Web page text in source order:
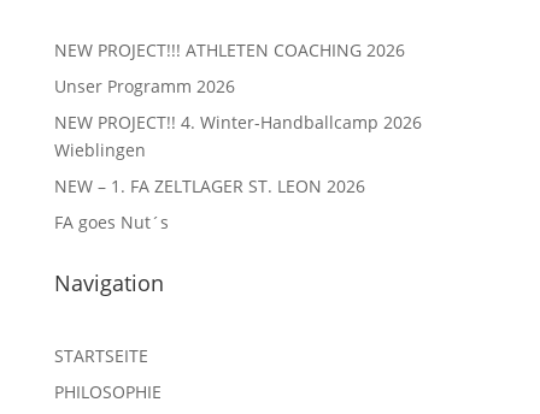
NEW PROJECT!!! ATHLETEN COACHING 2026
Unser Programm 2026
NEW PROJECT!! 4. Winter-Handballcamp 2026
Wieblingen
NEW – 1. FA ZELTLAGER ST. LEON 2026
FA goes Nut´s
Navigation
STARTSEITE
PHILOSOPHIE